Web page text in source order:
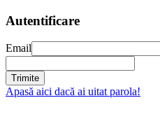
Autentificare
Email
Apasă aici dacă ai uitat parola!